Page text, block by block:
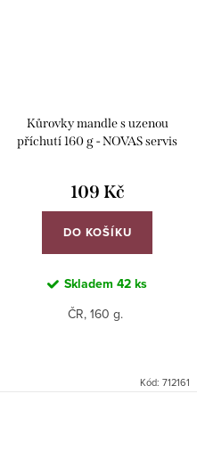
Kůrovky mandle s uzenou
příchutí 160 g - NOVAS servis
109 Kč
DO KOŠÍKU
Skladem 42 ks
ČR, 160 g.
Kód: 712161